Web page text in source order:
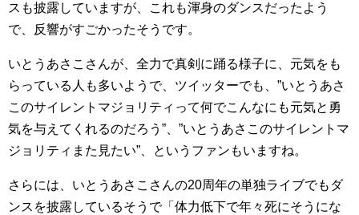
スも披露していますが、これも渾身のダンスだったよう
で、反響がすごかったそうです。
いとうあさこさんが、全力で真剣に踊る様子に、元気をも
らっている人も多いようで、ツイッターでも、”いとうあさ
このサイレントマジョリティって何でこんなにも元気と勇
気を与えてくれるのだろう”、”いとうあさこのサイレントマ
ジョリティまた見たい”、というファンもいますね。
さらには、いとうあさこさんの20周年の単独ライブでもダ
ンスを披露しているそうで「体力低下で年々死にそうにな